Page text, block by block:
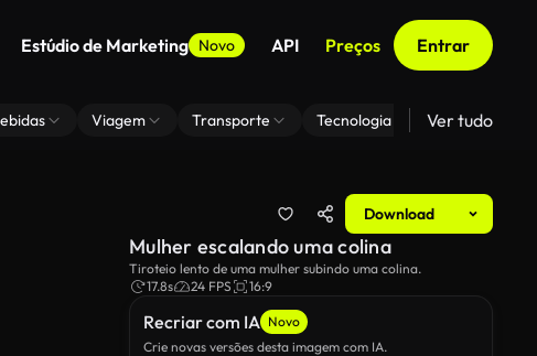
Estúdio de Marketing Novo API Preços Entrar
Viagem Transporte Tecnologia Zoom De
Ver tudo
Download
Recriar com IA Novo
Crie novas versões desta imagem com IA.
Mulher escalando uma colina
Tiroteio lento de uma mulher subindo uma colina.
17.8s
24 FPS 16:9